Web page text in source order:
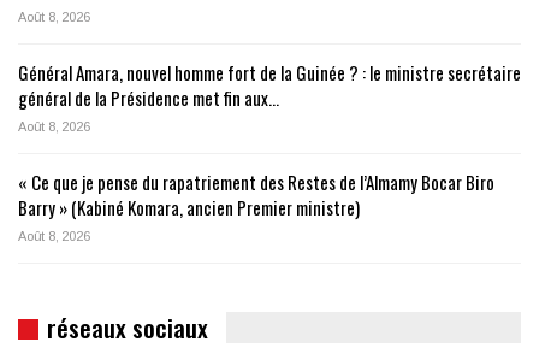
Août 8, 2026
Général Amara, nouvel homme fort de la Guinée ? : le ministre secrétaire
général de la Présidence met fin aux…
Août 8, 2026
« Ce que je pense du rapatriement des Restes de l’Almamy Bocar Biro
Barry » (Kabiné Komara, ancien Premier ministre)
Août 8, 2026
réseaux sociaux